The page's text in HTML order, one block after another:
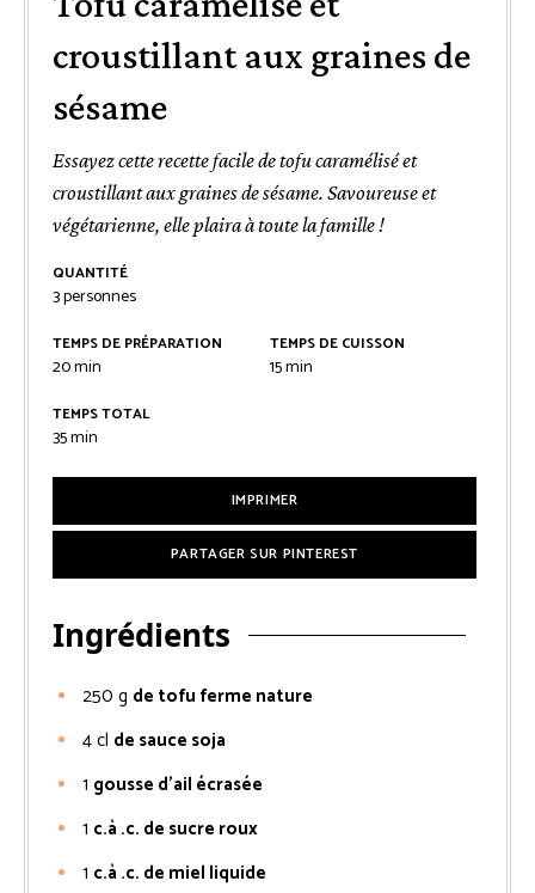
croustillant aux graines de
sésame
Essayez cette recette facile de tofu caramélisé et
croustillant aux graines de sésame. Savoureuse et
végétarienne, elle plaira à toute la famille !
QUANTITÉ
3personnes
TEMPS DE PRÉPARATION
20min
TEMPS DE CUISSON
15min
TEMPS TOTAL
35min
IMPRIMER
PARTAGER SUR PINTEREST
Ingrédients
250 g de tofu ferme nature
4cl de sauce soja
1 gousse d’ail écrasée
1 c.à .c. de sucre roux
1 c.à .c. de miel liquide